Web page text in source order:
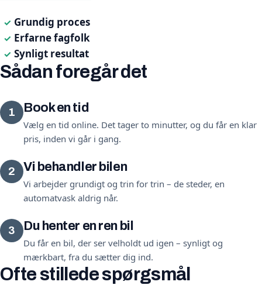
✓ Grundig proces
✓ Erfarne fagfolk
✓ Synligt resultat
Sådan foregår det
1 Book en tid
Vælg en tid online. Det tager to minutter, og du får en klar
pris, inden vi går i gang.
2 Vi behandler bilen
Vi arbejder grundigt og trin for trin – de steder, en
automatvask aldrig når.
3 Du henter en ren bil
Du får en bil, der ser velholdt ud igen – synligt og
mærkbart, fra du sætter dig ind.
Ofte stillede spørgsmål